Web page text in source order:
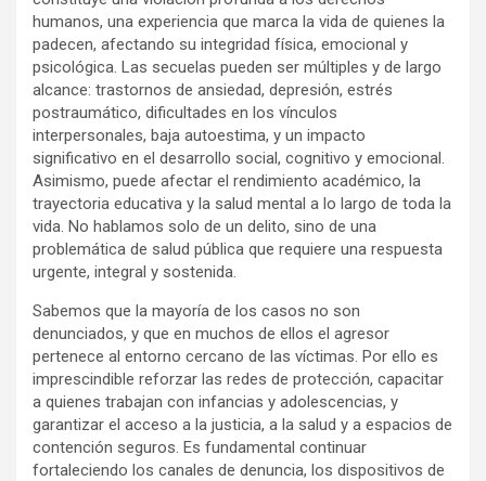
humanos, una experiencia que marca la vida de quienes la
padecen, afectando su integridad física, emocional y
psicológica. Las secuelas pueden ser múltiples y de largo
alcance: trastornos de ansiedad, depresión, estrés
postraumático, dificultades en los vínculos
interpersonales, baja autoestima, y un impacto
significativo en el desarrollo social, cognitivo y emocional.
Asimismo, puede afectar el rendimiento académico, la
trayectoria educativa y la salud mental a lo largo de toda la
vida. No hablamos solo de un delito, sino de una
problemática de salud pública que requiere una respuesta
urgente, integral y sostenida.
Sabemos que la mayoría de los casos no son
denunciados, y que en muchos de ellos el agresor
pertenece al entorno cercano de las víctimas. Por ello es
imprescindible reforzar las redes de protección, capacitar
a quienes trabajan con infancias y adolescencias, y
garantizar el acceso a la justicia, a la salud y a espacios de
contención seguros. Es fundamental continuar
fortaleciendo los canales de denuncia, los dispositivos de